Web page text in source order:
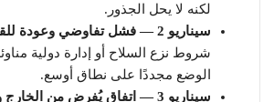
لكنه لا يحل الجذور.
سيناريو 2 — فشل تفاوضي وعودة للقتال:
شروط نزع السلاح أو إدارة دولية
الوضع مجددًا على نطاق أوسع.
سيناريو 3 — اتفاق يُفرض من